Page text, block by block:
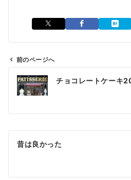
ン
前のページへ
チョコレートケーキ
昔は良かった